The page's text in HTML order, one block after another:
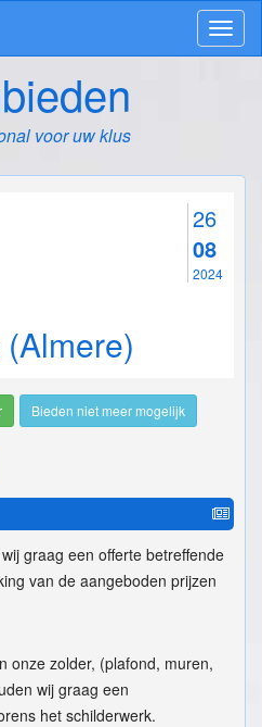
voor uw klus
26
08
2024
Bieden niet meer mogelijk
graag een offerte betreffende
van de aangeboden prijzen
onze zolder, (plafond, muren,
wij graag een
het schilderwerk.